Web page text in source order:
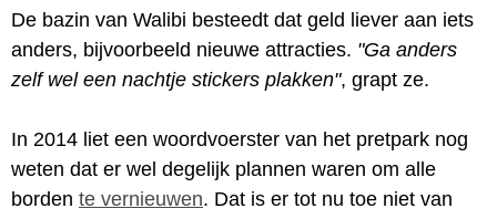
De bazin van Walibi besteedt dat geld liever aan iets
anders, bijvoorbeeld nieuwe attracties. "Ga anders
zelf wel een nachtje stickers plakken", grapt ze.
In 2014 liet een woordvoerster van het pretpark nog
weten dat er wel degelijk plannen waren om alle
borden te vernieuwen. Dat is er tot nu toe niet van